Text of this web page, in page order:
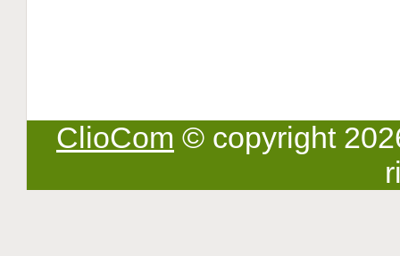
ClioCom © copyright